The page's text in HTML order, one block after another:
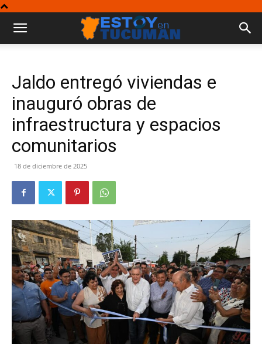
Jaldo entregó viviendas e
inauguró obras de
infraestructura y espacios
comunitarios
18 de diciembre de 2025